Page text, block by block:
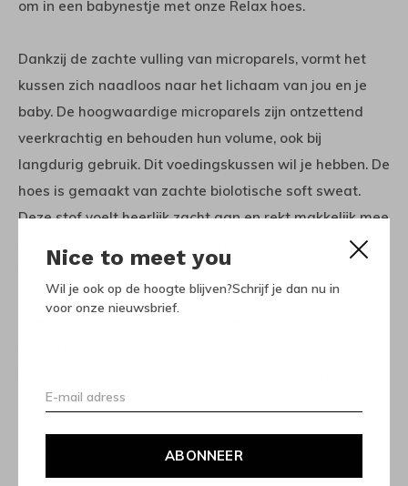
Nice to meet you
Wil je ook op de hoogte blijven?Schrijf je dan nu in
voor onze nieuwsbrief.
ABONNEER
om in een babynestje met onze Relax hoes.
Dankzij de zachte vulling van microparels, vormt het
kussen zich naadloos naar het lichaam van jou en je
baby. De hoogwaardige microparels zijn ontzettend
veerkrachtig en behouden hun volume, ook bij
langdurig gebruik. Dit voedingskussen wil je hebben. De
hoes is gemaakt van zachte biolotische soft sweat.
Deze stof voelt heerlijk zacht aan en rekt makkelijk mee
in iedere gewenste vorm waardoor het veel comfort
biedt.
welzijn van het milieu.
Vulling: 100% EPS microparels (0, 6-1, 1mm)